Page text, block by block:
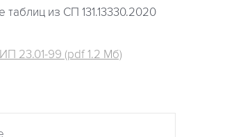
из СП 131.13330.2020
23.01-99 (pdf 1.2 Мб)